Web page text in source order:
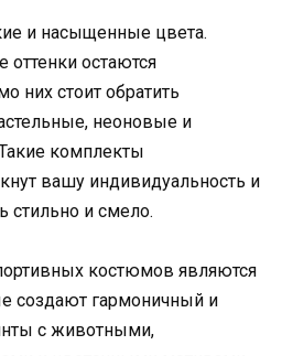
и насыщенные цвета.
остаются
них стоит обратить
неоновые и
комплекты
вашу индивидуальность и
стильно и смело.
костюмов являются
создают гармоничный и
с животными,